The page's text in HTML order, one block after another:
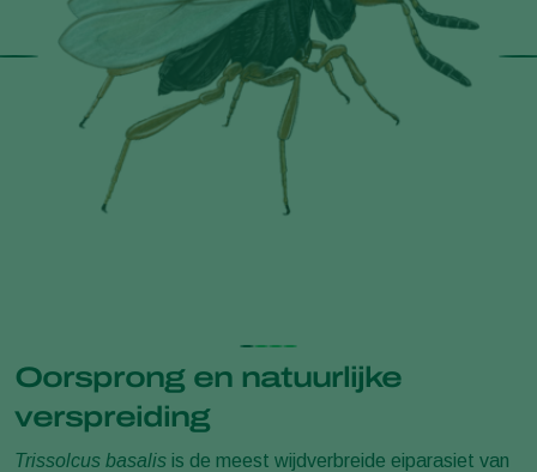
Oorsprong en natuurlijke
verspreiding
Trissolcus basalis is de meest wijdverbreide eiparasiet van